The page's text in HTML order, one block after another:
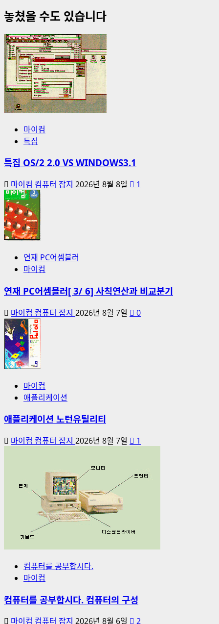
놓쳤을 수도 있습니다
마이컴
특집
특집 OS/2 2.0 VS WINDOWS3.1
마이컴 컴퓨터 잡지 2026년 8월 8일 1
연재 PC어셈블러
마이컴
연재 PC어셈블러[ 3/ 6] 사칙연산과 비교분기
마이컴 컴퓨터 잡지 2026년 8월 7일 0
마이컴
애플리케이션
애플리케이션 노턴유틸리티
마이컴 컴퓨터 잡지 2026년 8월 7일 1
컴퓨터를 공부합시다.
마이컴
컴퓨터를 공부합시다. 컴퓨터의 구성
마이컴 컴퓨터 잡지 2026년 8월 6일 2